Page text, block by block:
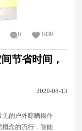
0 1039
节省时间，
2020-08-13
见的户外晾晒操作
概念的流行，智能